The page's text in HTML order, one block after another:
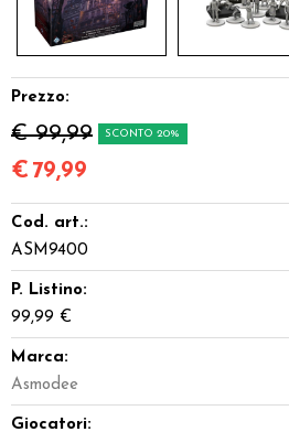
Prezzo:
€ 99,99 SCONTO 20%
€ 79,99
Cod. art.:
ASM9400
P. Listino:
99,99 €
Marca:
Asmodee
Giocatori: